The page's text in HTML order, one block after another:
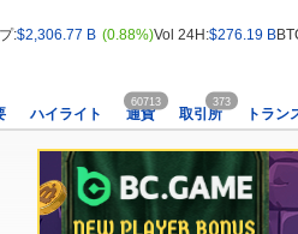
:$2,306.77 B (0.88%)Vol 24H:$276.19 B
ハイライト 通貨
60713
取引所
373
トラン